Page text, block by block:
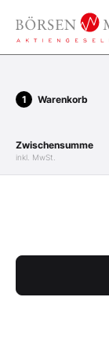
Warenkorb
Zwischensumme
inkl. MwSt.